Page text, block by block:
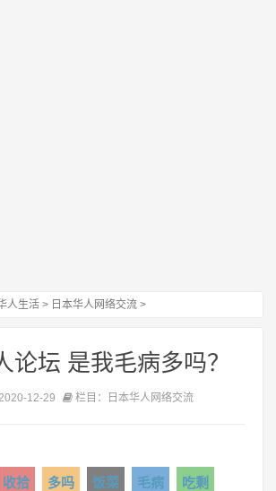
人生活 > 日本华人网络交流 >
论坛 是我毛病多吗？
12-29 栏目：日本华人网络交流
收拾 多吗 饭菜 毛病
吃剩